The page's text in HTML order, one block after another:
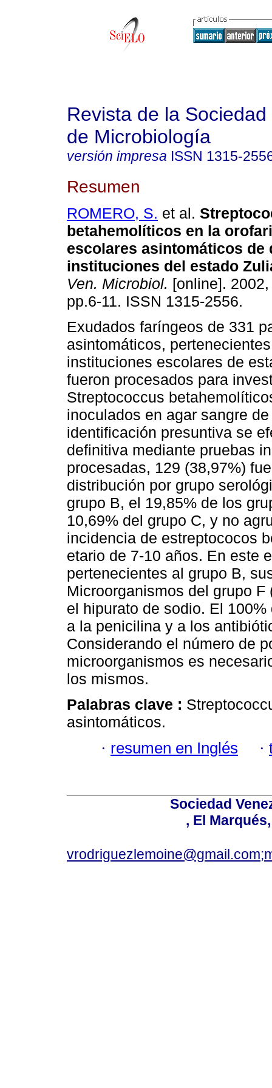
Revista de la
de Microbiología
versión impresa ISSN 1315-
Resumen
ROMERO, S. et al.
betahemolíticos en la
escolares asintomáticos de
instituciones del estado
Ven. Microbiol. [online].
pp.6-11. ISSN 1315-2556.
Exudados faríngeos de 331
asintomáticos,
instituciones escolares de
fueron procesados para
Streptococcus
inoculados en agar sangre
identificación presuntiva se
definitiva mediante pruebas
procesadas, 129 (38,97%)
distribución por grupo
grupo B, el 19,85% de los
10,69% del grupo C, y no
incidencia de estreptococos
etario de 7-10 años. En este
pertenecientes al grupo B,
Microorganismos del grupo
el hipurato de sodio. El
a la penicilina y a los
Considerando el número de
microorganismos es
los mismos.
Palabras clave :
asintomáticos.
· resumen en Inglés ·
Sociedad
, El